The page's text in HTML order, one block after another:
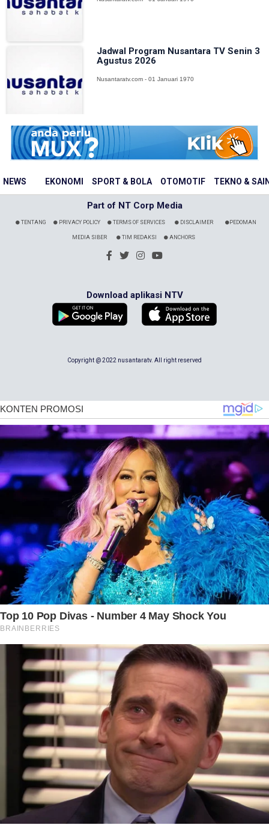
NEWS EKONOMI SPORT & BOLA OTOMOTIF TEKNO &
Jadwal Program Nusantara TV Senin 3
Agustus 2026
Nusantaratv.com - 01 Januari 1970
Part of NT Corp Media
TENTANG PRIVACY POLICY TERMS OF SERVICES DISCLAIMER PEDOMAN
MEDIA SIBER TIM REDAKSI ANCHORS
Download aplikasi NTV
Copyright @ 2022 nusantaratv. All right reserved